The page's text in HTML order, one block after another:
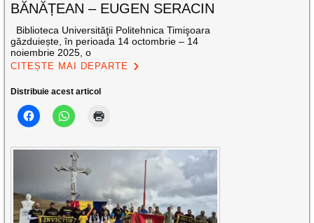
BĂNĂȚEAN – EUGEN SERACIN
Biblioteca Universităţii Politehnica Timişoara
găzduiește, în perioada 14 octombrie – 14
noiembrie 2025, o
CITEȘTE MAI DEPARTE
Distribuie acest articol